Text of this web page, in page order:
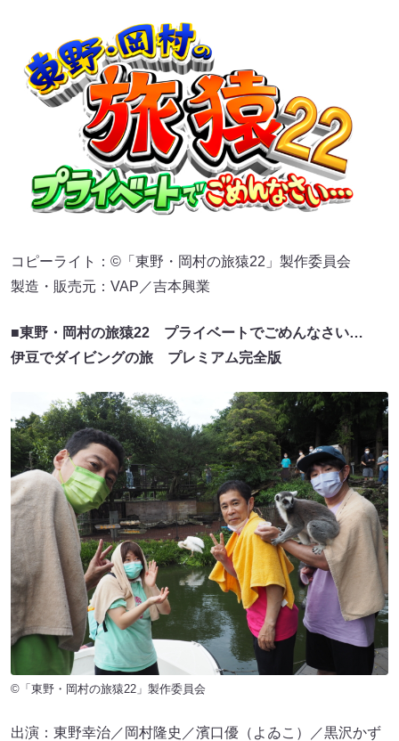
コピーライト：©「東野・岡村の旅猿22」製作委員会
製造・販売元：VAP／吉本興業
■東野・岡村の旅猿22 プライベートでごめんなさい…
伊豆でダイビングの旅 プレミアム完全版
©「東野・岡村の旅猿22」製作委員会
出演：東野幸治／岡村隆史／濱口優（よゐこ）／黒沢かず